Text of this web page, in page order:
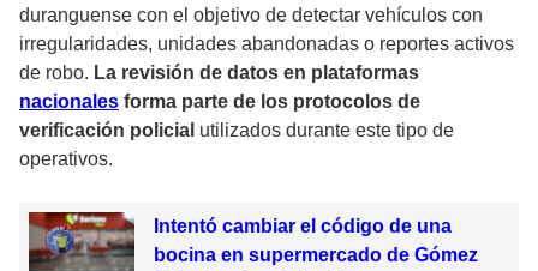
duranguense con el objetivo de detectar vehículos con
irregularidades, unidades abandonadas o reportes activos
de robo. La revisión de datos en plataformas
nacionales forma parte de los protocolos de
verificación policial utilizados durante este tipo de
operativos.
Intentó cambiar el código de una
bocina en supermercado de Gómez